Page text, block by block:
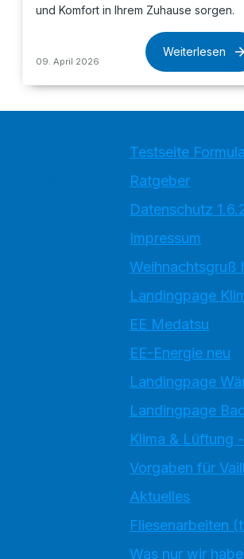
und Komfort in Ihrem Zuhause sorgen.
09. April 2026
Weiterlesen
Testseite
Ratgeber
Datenschutz
Impressum
Weihnachtsgruß
Landingpage
EE Medatsu
EE-Energie neu
Landingpage
Landingpage
Klima & Lüftung
Vorgaben für
Aktuelles
Fliesenarbeiten
Was nur wir